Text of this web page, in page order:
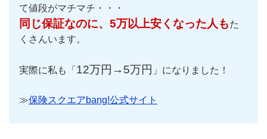
て値段がマチマチ・・・
同じ保証なのに、5万以上安くなった人もた
くさんいます。
実際に私も「 12万円→5万円 」になりました！
≫保険スクエアbang!公式サイト